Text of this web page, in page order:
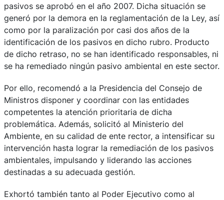
pasivos se aprobó en el año 2007. Dicha situación se
generó por la demora en la reglamentación de la Ley, así
como por la paralización por casi dos años de la
identificación de los pasivos en dicho rubro. Producto
de dicho retraso, no se han identificado responsables, ni
se ha remediado ningún pasivo ambiental en este sector.
Por ello, recomendó a la Presidencia del Consejo de
Ministros disponer y coordinar con las entidades
competentes la atención prioritaria de dicha
problemática. Además, solicitó al Ministerio del
Ambiente, en su calidad de ente rector, a intensificar su
intervención hasta lograr la remediación de los pasivos
ambientales, impulsando y liderando las acciones
destinadas a su adecuada gestión.
Exhortó también tanto al Poder Ejecutivo como al